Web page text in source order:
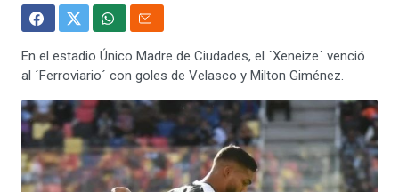
En el estadio Único Madre de Ciudades, el ´Xeneize´ venció
al ´Ferroviario´ con goles de Velasco y Milton Giménez.